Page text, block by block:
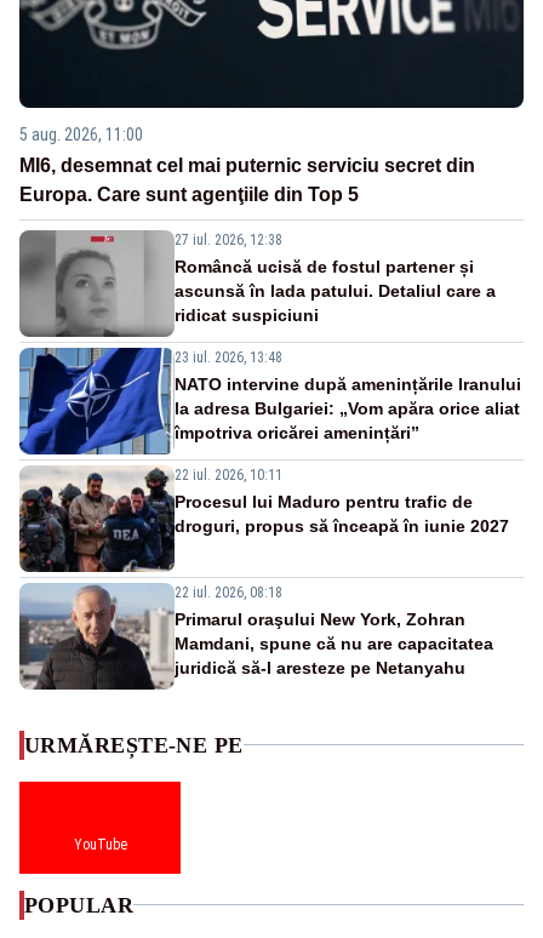
5 aug. 2026, 11:00
MI6, desemnat cel mai puternic serviciu secret din
Europa. Care sunt agenţiile din Top 5
27 iul. 2026, 12:38
Româncă ucisă de fostul partener și
ascunsă în lada patului. Detaliul care a
ridicat suspiciuni
23 iul. 2026, 13:48
NATO intervine după amenințările Iranului
la adresa Bulgariei: „Vom apăra orice aliat
împotriva oricărei amenințări”
22 iul. 2026, 10:11
Procesul lui Maduro pentru trafic de
droguri, propus să înceapă în iunie 2027
22 iul. 2026, 08:18
Primarul oraşului New York, Zohran
Mamdani, spune că nu are capacitatea
juridică să-l aresteze pe Netanyahu
URMĂREȘTE-NE PE
YouTube
POPULAR